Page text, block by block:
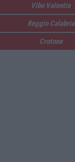
Vibo Valentia
Reggio Calabria
Crotone